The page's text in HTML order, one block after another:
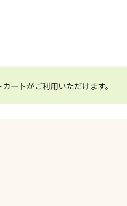
ートがご利用いただけます。